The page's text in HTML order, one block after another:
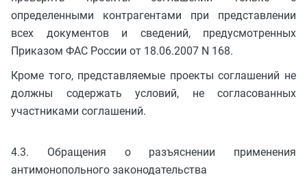
определенными контрагентами при представлении
всех документов и сведений, предусмотренных
Приказом ФАС России от 18.06.2007 N 168.
Кроме того, представляемые проекты соглашений не
должны содержать условий, не согласованных
участниками соглашений.
4.3. Обращения о разъяснении применения
антимонопольного законодательства